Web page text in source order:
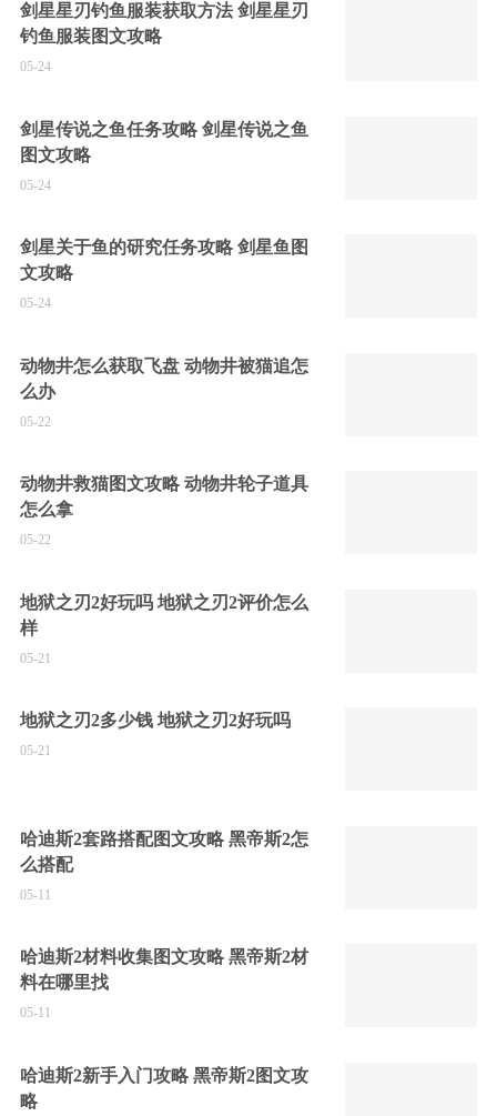
剑星星刃钓鱼服装获取方法 剑星星刃
钓鱼服装图文攻略
05-24
剑星传说之鱼任务攻略 剑星传说之鱼
图文攻略
05-24
剑星关于鱼的研究任务攻略 剑星鱼图
文攻略
05-24
动物井怎么获取飞盘 动物井被猫追怎
么办
05-22
动物井救猫图文攻略 动物井轮子道具
怎么拿
05-22
地狱之刃2好玩吗 地狱之刃2评价怎么
样
05-21
地狱之刃2多少钱 地狱之刃2好玩吗
05-21
哈迪斯2套路搭配图文攻略 黑帝斯2怎
么搭配
05-11
哈迪斯2材料收集图文攻略 黑帝斯2材
料在哪里找
05-11
哈迪斯2新手入门攻略 黑帝斯2图文攻
略